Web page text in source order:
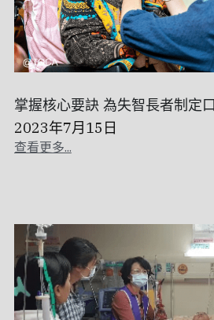
TOCA商城
繁體中文
English
0282751181
toca_office@toca-tw.org
掌握核心要訣 為失智長者制定
2023年7月15日
查看更多...